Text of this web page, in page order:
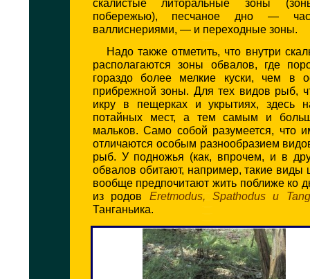
скалистые литоральные зоны
побережью), песчаное дно —
валлиснериями, — и переходные зоны.
Надо также отметить, что внутри
располагаются зоны обвалов, где
гораздо более мелкие куски, чем в
прибрежной зоны. Для тех видов рыб,
икру в пещерках и укрытиях, здесь
потайных мест, а тем самым и
мальков. Само собой разумеется, что
отличаются особым разнообразием
рыб. У подножья (как, впрочем, и в
обвалов обитают, например, такие виды
вообще предпочитают жить поближе ко
из родов Eretmodus, Spathodus и
Танганьика.